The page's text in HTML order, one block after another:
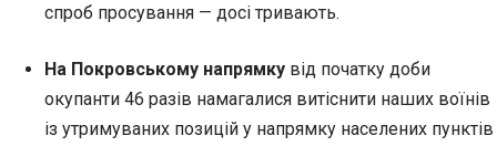
спроб просування — досі тривають.
На Покровському напрямку від початку доби
окупанти 46 разів намагалися витіснити наших воїнів
із утримуваних позицій у напрямку населених пунктів